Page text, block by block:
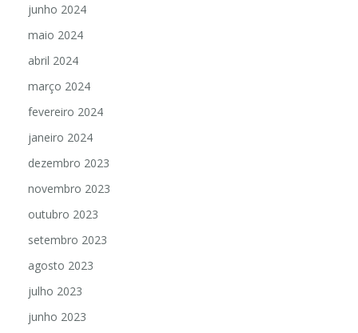
junho 2024
maio 2024
abril 2024
março 2024
fevereiro 2024
janeiro 2024
dezembro 2023
novembro 2023
outubro 2023
setembro 2023
agosto 2023
julho 2023
junho 2023